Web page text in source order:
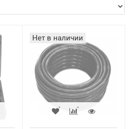
(1)
Нет в наличии